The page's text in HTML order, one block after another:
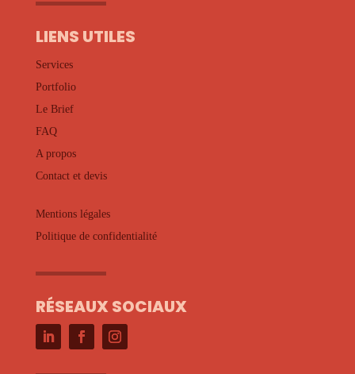
LIENS UTILES
Services
Portfolio
Le Brief
FAQ
A propos
Contact et devis
Mentions légales
Politique de confidentialité
RÉSEAUX SOCIAUX